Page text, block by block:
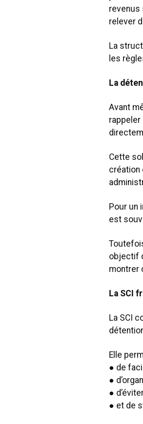
revenus
relever
La
les
La
Avant
rappeler
Cette
création
Pour un
est
objectif
montrer
La SCI
La SCI
Elle
● de
●
●
● et de